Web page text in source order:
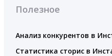
Полезное
Анализ конкурентов в
Статистика сторис в